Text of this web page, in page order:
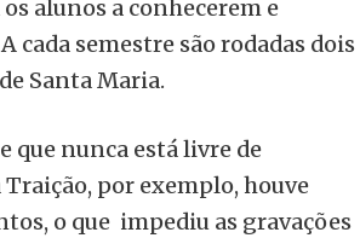
alunos a conhecerem e
cada semestre são rodadas dois
Santa Maria.
que nunca está livre de
por exemplo, houve
o que impediu as gravações